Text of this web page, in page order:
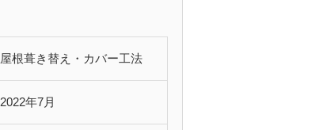
屋根葺き替え・カバー工法
2022年7月